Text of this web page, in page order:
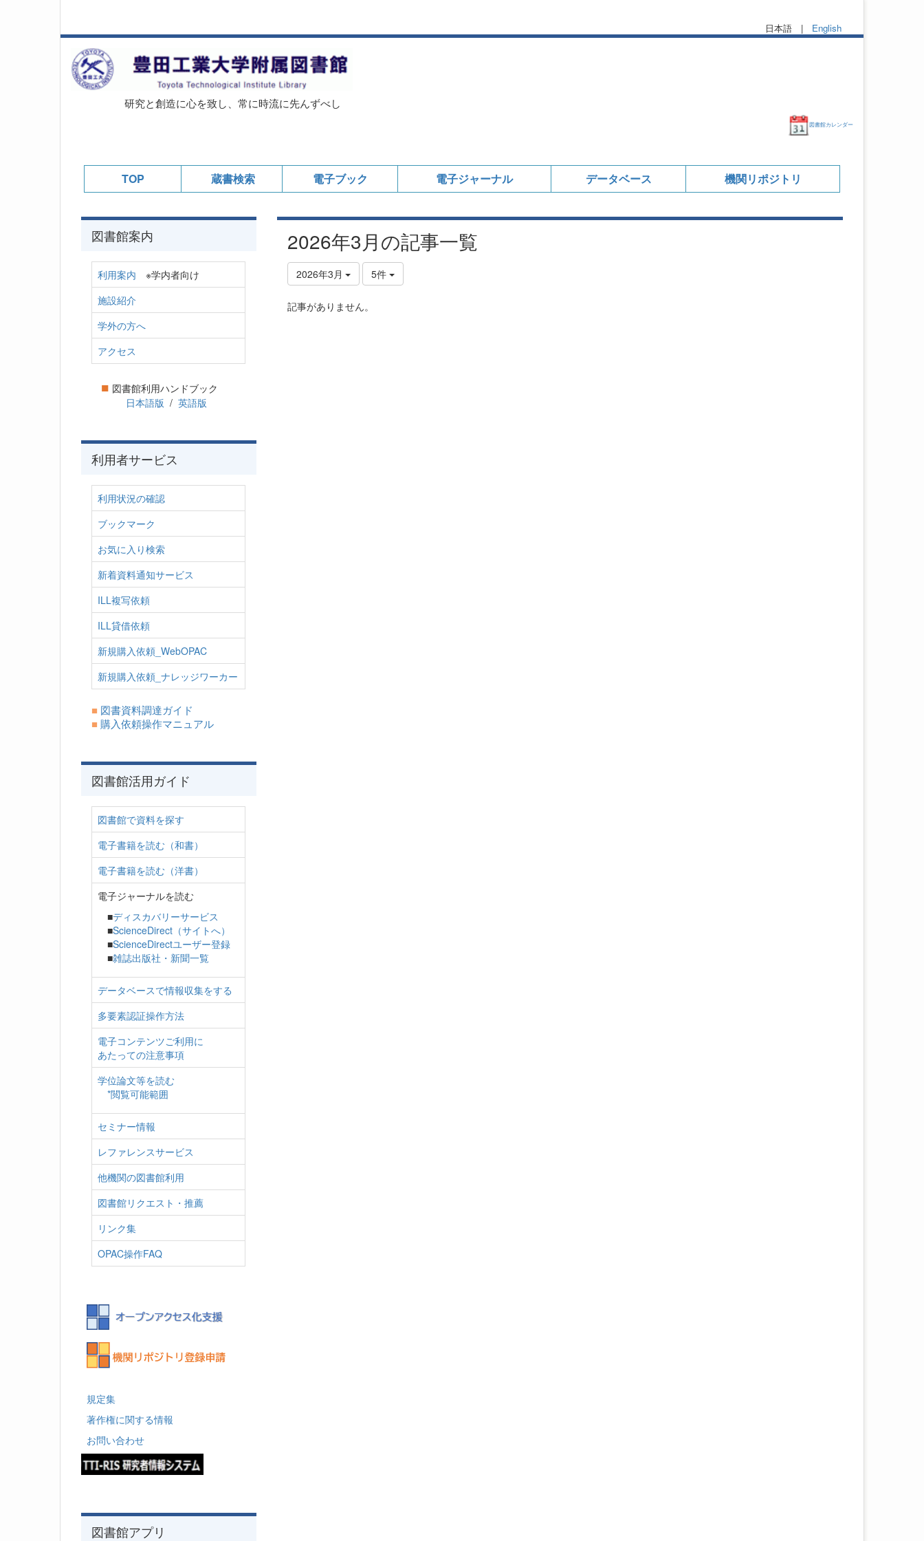
日本語 | English
研究と創造に心を致し、常に時流に先んずべし
図書館カレンダー
TOP 蔵書検索 電子ブック 電子ジャーナル データベース 機関リポジトリ
2026年3月の記事一覧
2026年3月 5件
記事がありません。
図書館案内
利用案内 ※学内者向け
施設紹介
学外の方へ
アクセス
■ 図書館利用ハンドブック
日本語版 / 英語版
利用者サービス
利用状況の確認
ブックマーク
お気に入り検索
新着資料通知サービス
ILL複写依頼
ILL貸借依頼
新規購入依頼_WebOPAC
新規購入依頼_ナレッジワーカー
■ 図書資料調達ガイド
■購入依頼操作マニュアル
図書館活用ガイド
図書館で資料を探す
電子書籍を読む（和書）
電子書籍を読む（洋書）
電子ジャーナルを読む
■ディスカバリーサービス
■ScienceDirect（サイトへ）
■ScienceDirectユーザー登録
■雑誌出版社・新聞一覧
データベースで情報収集をする
多要素認証操作方法
電子コンテンツご利用に
あたっての注意事項
学位論文等を読む
*閲覧可能範囲
セミナー情報
レファレンスサービス
他機関の図書館利用
図書館リクエスト・推薦
リンク集
OPAC操作FAQ
規定集
著作権に関する情報
お問い合わせ
図書館アプリ